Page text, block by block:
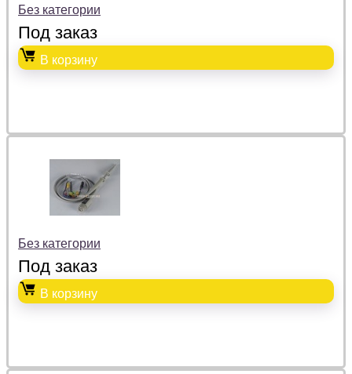
Без категории
Под заказ
В корзину
Без категории
Под заказ
В корзину